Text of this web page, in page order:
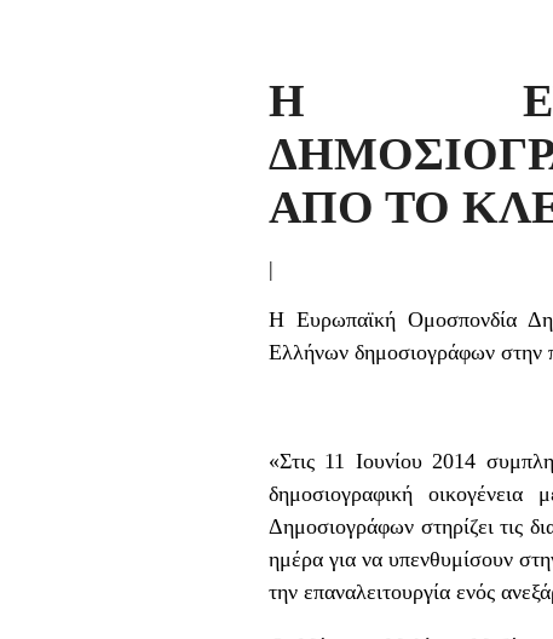
Η
ΑΠΟ ΤΟ
|
Η Ευρωπαϊκή Ομοσπονδία
Ελλήνων δημοσιογράφων στην
«Στις 11 Ιουνίου 2014
δημοσιογραφική
Δημοσιογράφων στηρίζει τις
ημέρα για να υπενθυμίσουν
την επαναλειτουργία ενός